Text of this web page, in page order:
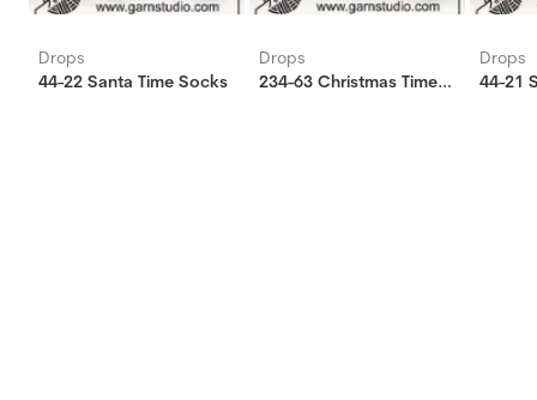
Drops
44-22 Santa Time Socks
Drops
234-63 Christmas Time Socks
Drops